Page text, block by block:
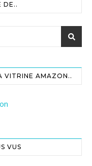
DE..
VITRINE AMAZON..
VUS